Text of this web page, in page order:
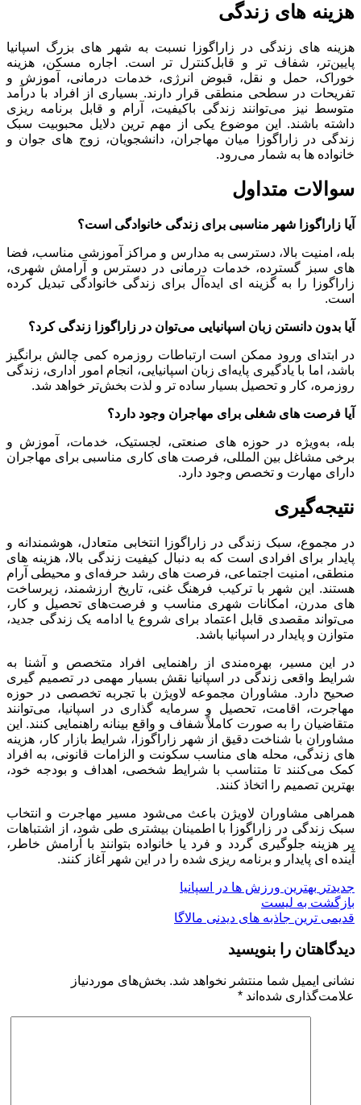
هزینه ‌های زندگی
هزینه ‌های زندگی در زاراگوزا نسبت به شهر های بزرگ اسپانیا
پایین‌تر، شفاف‌ تر و قابل‌کنترل ‌تر است. اجاره مسکن، هزینه
خوراک، حمل ‌و نقل، قبوض انرژی، خدمات درمانی، آموزش و
تفریحات در سطحی منطقی قرار دارند. بسیاری از افراد با درآمد
متوسط نیز می‌توانند زندگی باکیفیت، آرام و قابل برنامه ‌ریزی
داشته باشند. این موضوع یکی از مهم ‌ترین دلایل محبوبیت سبک
زندگی در زاراگوزا میان مهاجران، دانشجویان، زوج‌ های جوان و
خانواده ‌ها به شمار می‌رود.
سوالات متداول
آیا زاراگوزا شهر مناسبی برای زندگی خانوادگی است؟
بله، امنیت بالا، دسترسی به مدارس و مراکز آموزشی مناسب، فضا
های سبز گسترده، خدمات درمانی در دسترس و آرامش شهری،
زاراگوزا را به گزینه ‌ای ایده‌آل برای زندگی خانوادگی تبدیل کرده
است.
آیا بدون دانستن زبان اسپانیایی می‌توان در زاراگوزا زندگی کرد؟
در ابتدای ورود ممکن است ارتباطات روزمره کمی چالش ‌برانگیز
باشد، اما با یادگیری پایه‌ای زبان اسپانیایی، انجام امور اداری، زندگی
روزمره، کار و تحصیل بسیار ساده‌ تر و لذت ‌بخش‌تر خواهد شد.
آیا فرصت‌ های شغلی برای مهاجران وجود دارد؟
بله، به‌ویژه در حوزه ‌های صنعتی، لجستیک، خدمات، آموزش و
برخی مشاغل بین ‌المللی، فرصت ‌های کاری مناسبی برای مهاجران
دارای مهارت و تخصص وجود دارد.
نتیجه‌گیری
در مجموع، سبک زندگی در زاراگوزا انتخابی متعادل، هوشمندانه و
پایدار برای افرادی است که به دنبال کیفیت زندگی بالا، هزینه‌ های
منطقی، امنیت اجتماعی، فرصت‌ های رشد حرفه‌ای و محیطی آرام
هستند. این شهر با ترکیب فرهنگ غنی، تاریخ ارزشمند، زیرساخت
‌های مدرن، امکانات شهری مناسب و فرصت‌های تحصیل و کار،
می‌تواند مقصدی قابل ‌اعتماد برای شروع یا ادامه یک زندگی جدید،
متوازن و پایدار در اسپانیا باشد.
در این مسیر، بهره‌مندی از راهنمایی افراد متخصص و آشنا به
شرایط واقعی زندگی در اسپانیا نقش بسیار مهمی در تصمیم ‌گیری
صحیح دارد. مشاوران مجموعه لاویژن با تجربه تخصصی در حوزه
مهاجرت، اقامت، تحصیل و سرمایه ‌گذاری در اسپانیا، می‌توانند
متقاضیان را به‌ صورت کاملاً شفاف و واقع ‌بینانه راهنمایی کنند. این
مشاوران با شناخت دقیق از شهر زاراگوزا، شرایط بازار کار، هزینه
‌های زندگی، محله‌ های مناسب سکونت و الزامات قانونی، به افراد
کمک می‌کنند تا متناسب با شرایط شخصی، اهداف و بودجه خود،
بهترین تصمیم را اتخاذ کنند.
همراهی مشاوران لاویژن باعث می‌شود مسیر مهاجرت و انتخاب
سبک زندگی در زاراگوزا با اطمینان بیشتری طی شود، از اشتباهات
پر هزینه جلوگیری گردد و فرد یا خانواده بتوانند با آرامش خاطر،
آینده ‌ای پایدار و برنامه ‌ریزی ‌شده را در این شهر آغاز کنند.
جدیدتر بهترین ورزش ها در اسپانیا
بازگشت به لیست
قدیمی ترین جاذبه های دیدنی مالاگا
دیدگاهتان را بنویسید
نشانی ایمیل شما منتشر نخواهد شد. بخش‌های موردنیاز
علامت‌گذاری شده‌اند *